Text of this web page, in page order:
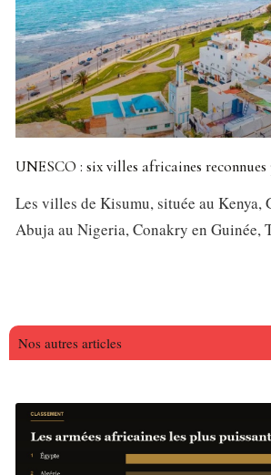
UNESCO : six villes africaines
Les villes de Kisumu, située au Kenya,
Abuja au Nigeria, Conakry en Guinée,
Nos autres articles